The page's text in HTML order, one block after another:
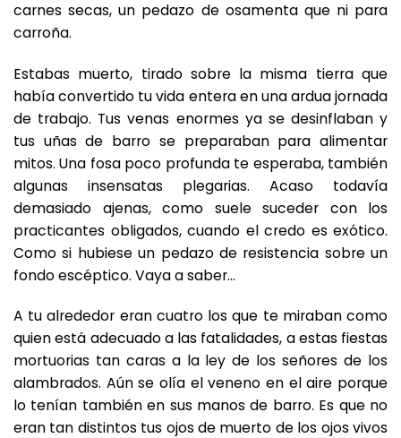
carnes secas, un pedazo de osamenta que ni para
carroña.
Estabas muerto, tirado sobre la misma tierra que
había convertido tu vida entera en una ardua jornada
de trabajo. Tus venas enormes ya se desinflaban y
tus uñas de barro se preparaban para alimentar
mitos. Una fosa poco profunda te esperaba, también
algunas insensatas plegarias. Acaso todavía
demasiado ajenas, como suele suceder con los
practicantes obligados, cuando el credo es exótico.
Como si hubiese un pedazo de resistencia sobre un
fondo escéptico. Vaya a saber…
A tu alrededor eran cuatro los que te miraban como
quien está adecuado a las fatalidades, a estas fiestas
mortuorias tan caras a la ley de los señores de los
alambrados. Aún se olía el veneno en el aire porque
lo tenían también en sus manos de barro. Es que no
eran tan distintos tus ojos de muerto de los ojos vivos